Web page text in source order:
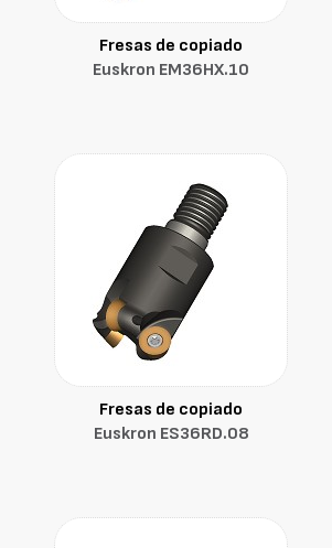
Fresas de copiado
Euskron EM36HX.10
Fresas de copiado
Euskron ES36RD.08